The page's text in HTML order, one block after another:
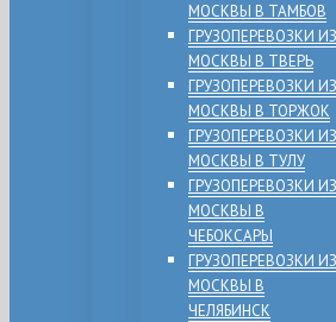
МОСКВЫ В ТАМБОВ
ГРУЗОПЕРЕВОЗКИ ИЗ
МОСКВЫ В ТВЕРЬ
ГРУЗОПЕРЕВОЗКИ ИЗ
МОСКВЫ В ТОРЖОК
ГРУЗОПЕРЕВОЗКИ ИЗ
МОСКВЫ В ТУЛУ
ГРУЗОПЕРЕВОЗКИ ИЗ
МОСКВЫ В
ЧЕБОКСАРЫ
ГРУЗОПЕРЕВОЗКИ ИЗ
МОСКВЫ В
ЧЕЛЯБИНСК